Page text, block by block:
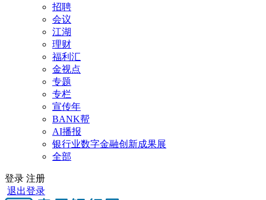
招聘
会议
江湖
理财
福利汇
金视点
专题
专栏
宣传年
BANK帮
AI播报
银行业数字金融创新成果展
全部
登录 注册
退出登录